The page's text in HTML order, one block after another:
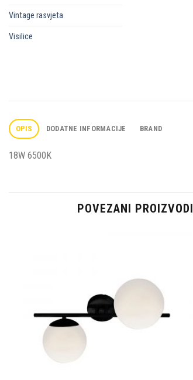
Vintage rasvjeta
Visilice
OPIS DODATNE INFORMACIJE BRAND
18W 6500K
POVEZANI PROIZVODI
omiljene